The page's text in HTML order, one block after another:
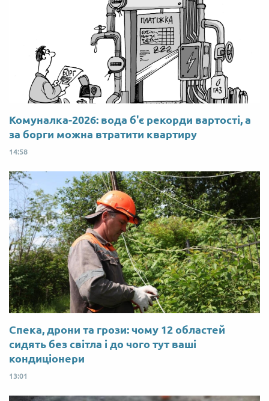
Комуналка-2026: вода б'є рекорди вартості, а
за борги можна втратити квартиру
14:58
Спека, дрони та грози: чому 12 областей
сидять без світла і до чого тут ваші
кондиціонери
13:01